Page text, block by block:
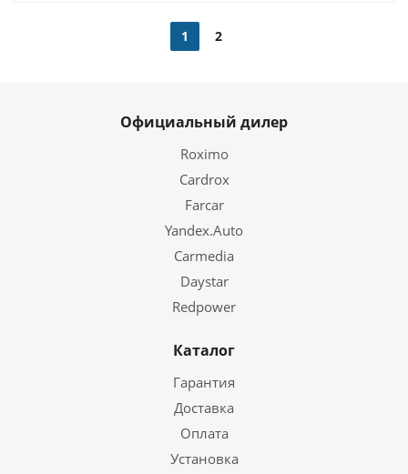
1 2
Официальный дилер
Roximo
Cardrox
Farcar
Yandex.Auto
Carmedia
Daystar
Redpower
Каталог
Гарантия
Доставка
Оплата
Установка